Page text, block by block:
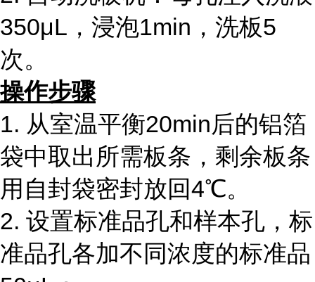
350μL，浸泡1min，洗板5
次。
操作步骤
1. 从室温平衡20min后的铝箔
袋中取出所需板条，剩余板条
用自封袋密封放回4℃。
2. 设置标准品孔和样本孔，标
准品孔各加不同浓度的标准品